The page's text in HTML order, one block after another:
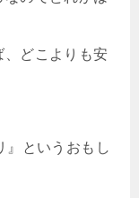
、どこよりも安
』というおもし